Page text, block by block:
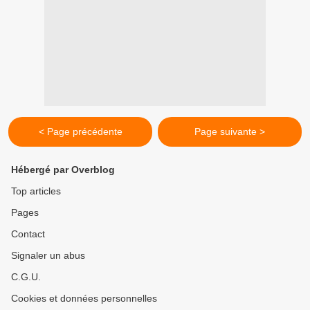
< Page précédente Page suivante >
Hébergé par Overblog
Top articles
Pages
Contact
Signaler un abus
C.G.U.
Cookies et données personnelles